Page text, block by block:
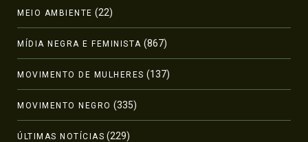
MEIO AMBIENTE (22)
MÍDIA NEGRA E FEMINISTA (867)
MOVIMENTO DE MULHERES (137)
MOVIMENTO NEGRO (335)
ÚLTIMAS NOTÍCIAS (229)